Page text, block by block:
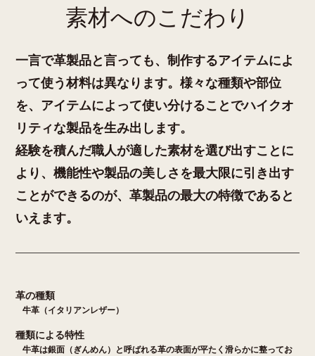
素材へのこだわり
一言で革製品と言っても、制作するアイテムによ
って使う材料は異なります。様々な種類や部位
を、アイテムによって使い分けることでハイクオ
リティな製品を生み出します。
経験を積んだ職人が適した素材を選び出すことに
より、機能性や製品の美しさを最大限に引き出す
ことができるのが、革製品の最大の特徴であると
いえます。
革の種類
牛革（イタリアンレザー）
種類による特性
牛革は銀面（ぎんめん）と呼ばれる革の表面が平たく滑らかに整ってお